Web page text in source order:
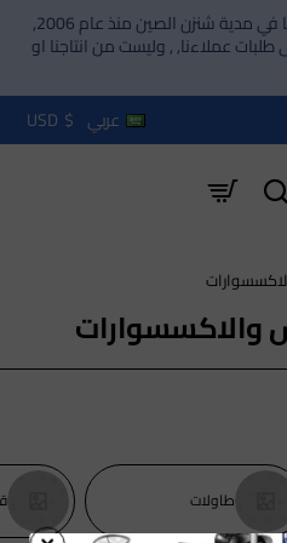
نحن شركة تجارية وسيطة تقع مكاتبنا في مدية شنزن الصين منذ عام 2006,
عملاءنا, , وليست من انتاجنا او
عربي $
USD
والاكسسوارات
طاولات